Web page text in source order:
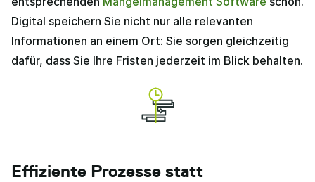
Digital speichern Sie nicht nur alle relevanten
Informationen an einem Ort: Sie sorgen gleichzeitig
dafür, dass Sie Ihre Fristen jederzeit im Blick behalten.
Effiziente Prozesse statt